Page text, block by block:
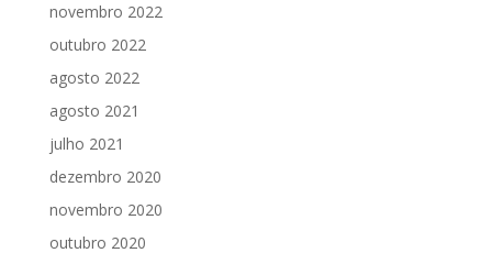
novembro 2022
outubro 2022
agosto 2022
agosto 2021
julho 2021
dezembro 2020
novembro 2020
outubro 2020